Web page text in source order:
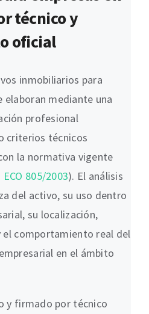
técnico y
oficial
inmobiliarios para
elaboran mediante una
profesional
criterios técnicos
la normativa vigente
805/2003). El análisis
del activo, su uso dentro
su localización,
comportamiento real del
en el ámbito
y firmado por técnico